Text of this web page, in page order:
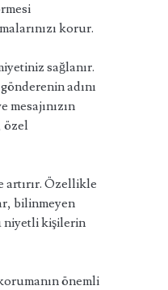
korur.
sağlanır.
adını
mesajınızın
özel
Özellikle
bilinmeyen
niyetli kişilerin
önemli